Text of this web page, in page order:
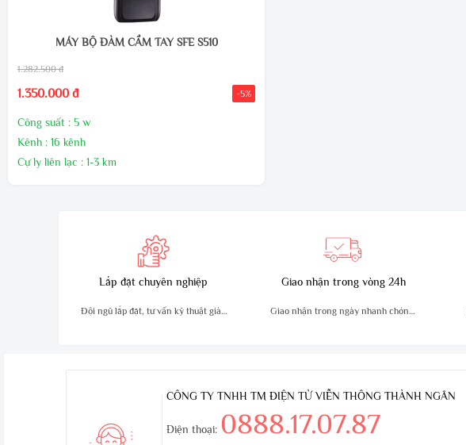
MÁY BỘ ĐÀM CẦM TAY SFE S510
1.282.500 đ
1.350.000 đ -5%
Công suất : 5 w
Kênh : 16 kênh
Cự ly liên lạc : 1-3 km
Lắp đặt chuyên nghiệp
Đội ngũ lắp đặt, tư vấn kỹ thuật giàu
Giao nhận trong vòng 24h
Giao nhận trong ngày nhanh chóng,
CÔNG TY TNHH TM ĐIỆN TỬ VIỄN THÔNG THÀNH NGÂN
Điện thoại: 0888.17.07.87